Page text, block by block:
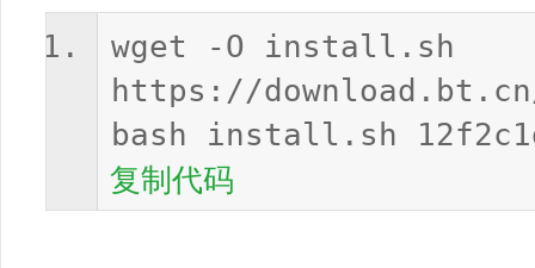
wget -O install.sh
https://
bash install.sh
复制代码